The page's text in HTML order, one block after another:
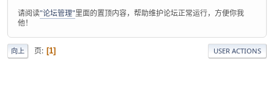
请阅读"论坛管理"里面的置顶内容，帮助维护论坛正常运行，方便你我
他！
向上 页 1 USER ACTIONS